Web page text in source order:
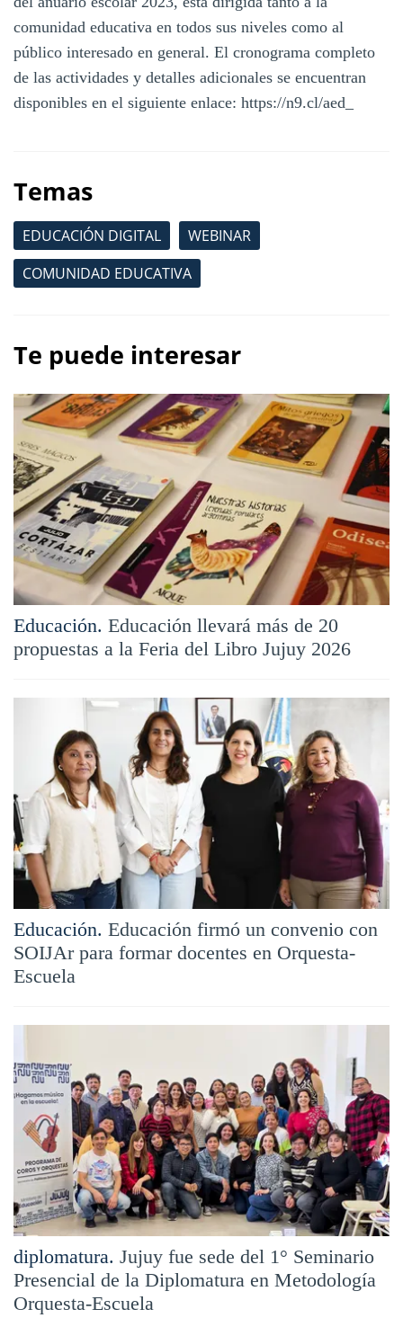
comunidad educativa en todos sus niveles como al
público interesado en general. El cronograma completo
de las actividades y detalles adicionales se encuentran
disponibles en el siguiente enlace: https://n9.cl/aed_
Temas
EDUCACIÓN DIGITAL
WEBINAR
COMUNIDAD EDUCATIVA
Te puede interesar
Educación. Educación llevará más de 20
propuestas a la Feria del Libro Jujuy 2026
Educación. Educación firmó un convenio con
SOIJAr para formar docentes en Orquesta-
Escuela
diplomatura. Jujuy fue sede del 1° Seminario
Presencial de la Diplomatura en Metodología
Orquesta-Escuela